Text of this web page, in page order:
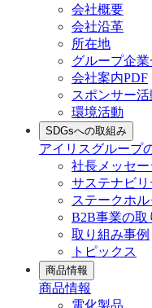
会社概要
会社沿革
所在地
グループ企業
会社案内PDF
スポンサー活
環境活動
SDGsへの取組み
アイリスグループ
社長メッセー
サステナビ
ステークホ
B2B事業の取
取り組み事例
トピックス
商品情報
商品情報
電化製品